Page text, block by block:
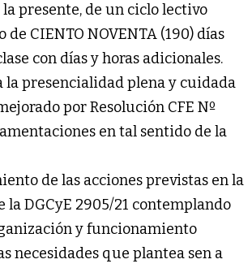
la presente, de un ciclo lectivo
CIENTO NOVENTA (190) días
con días y horas adicionales.
presencialidad plena y cuidada
por Resolución CFE Nº
en tal sentido de la
de las acciones previstas en la
la DGCyE 2905/21 contemplando
y funcionamiento
necesidades que plantea sen a